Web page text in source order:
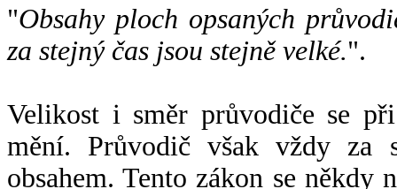
"Obsahy ploch opsaných
za stejný čas jsou stejně velké.".
Velikost i směr průvodiče se
mění. Průvodič však vždy za
obsahem. Tento zákon se někdy